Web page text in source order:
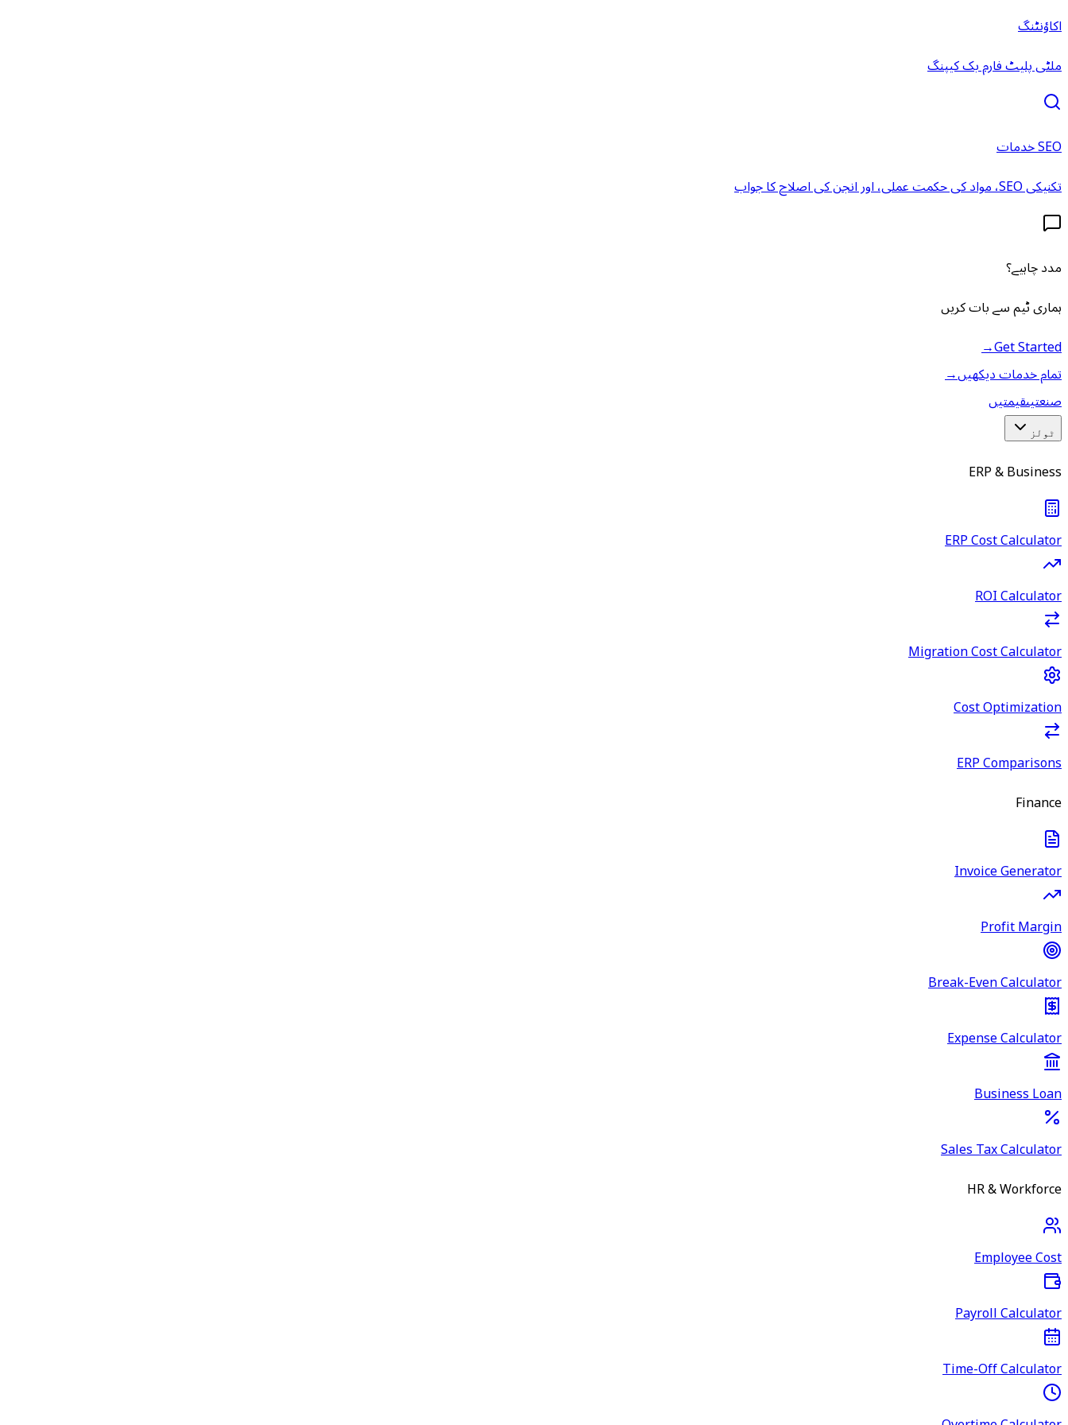
اکاؤنٹنگ
ملٹی پلیٹ فارم بک کیپنگ
SEO خدمات
تکنیکی SEO، مواد کی حکمت عملی، اور انجن کی اصلاح کا جواب
مدد چاہیے؟
ہماری ٹیم سے بات کریں
Get Started
→
تمام خدمات دیکھیں→
صنعتیںقیمتیں
ٹولز
ERP & Business
ERP Cost Calculator
ROI Calculator
Migration Cost Calculator
Cost Optimization
ERP Comparisons
Finance
Invoice Generator
Profit Margin
Break-Even Calculator
Expense Calculator
Business Loan
Sales Tax Calculator
HR & Workforce
Employee Cost
Payroll Calculator
Time-Off Calculator